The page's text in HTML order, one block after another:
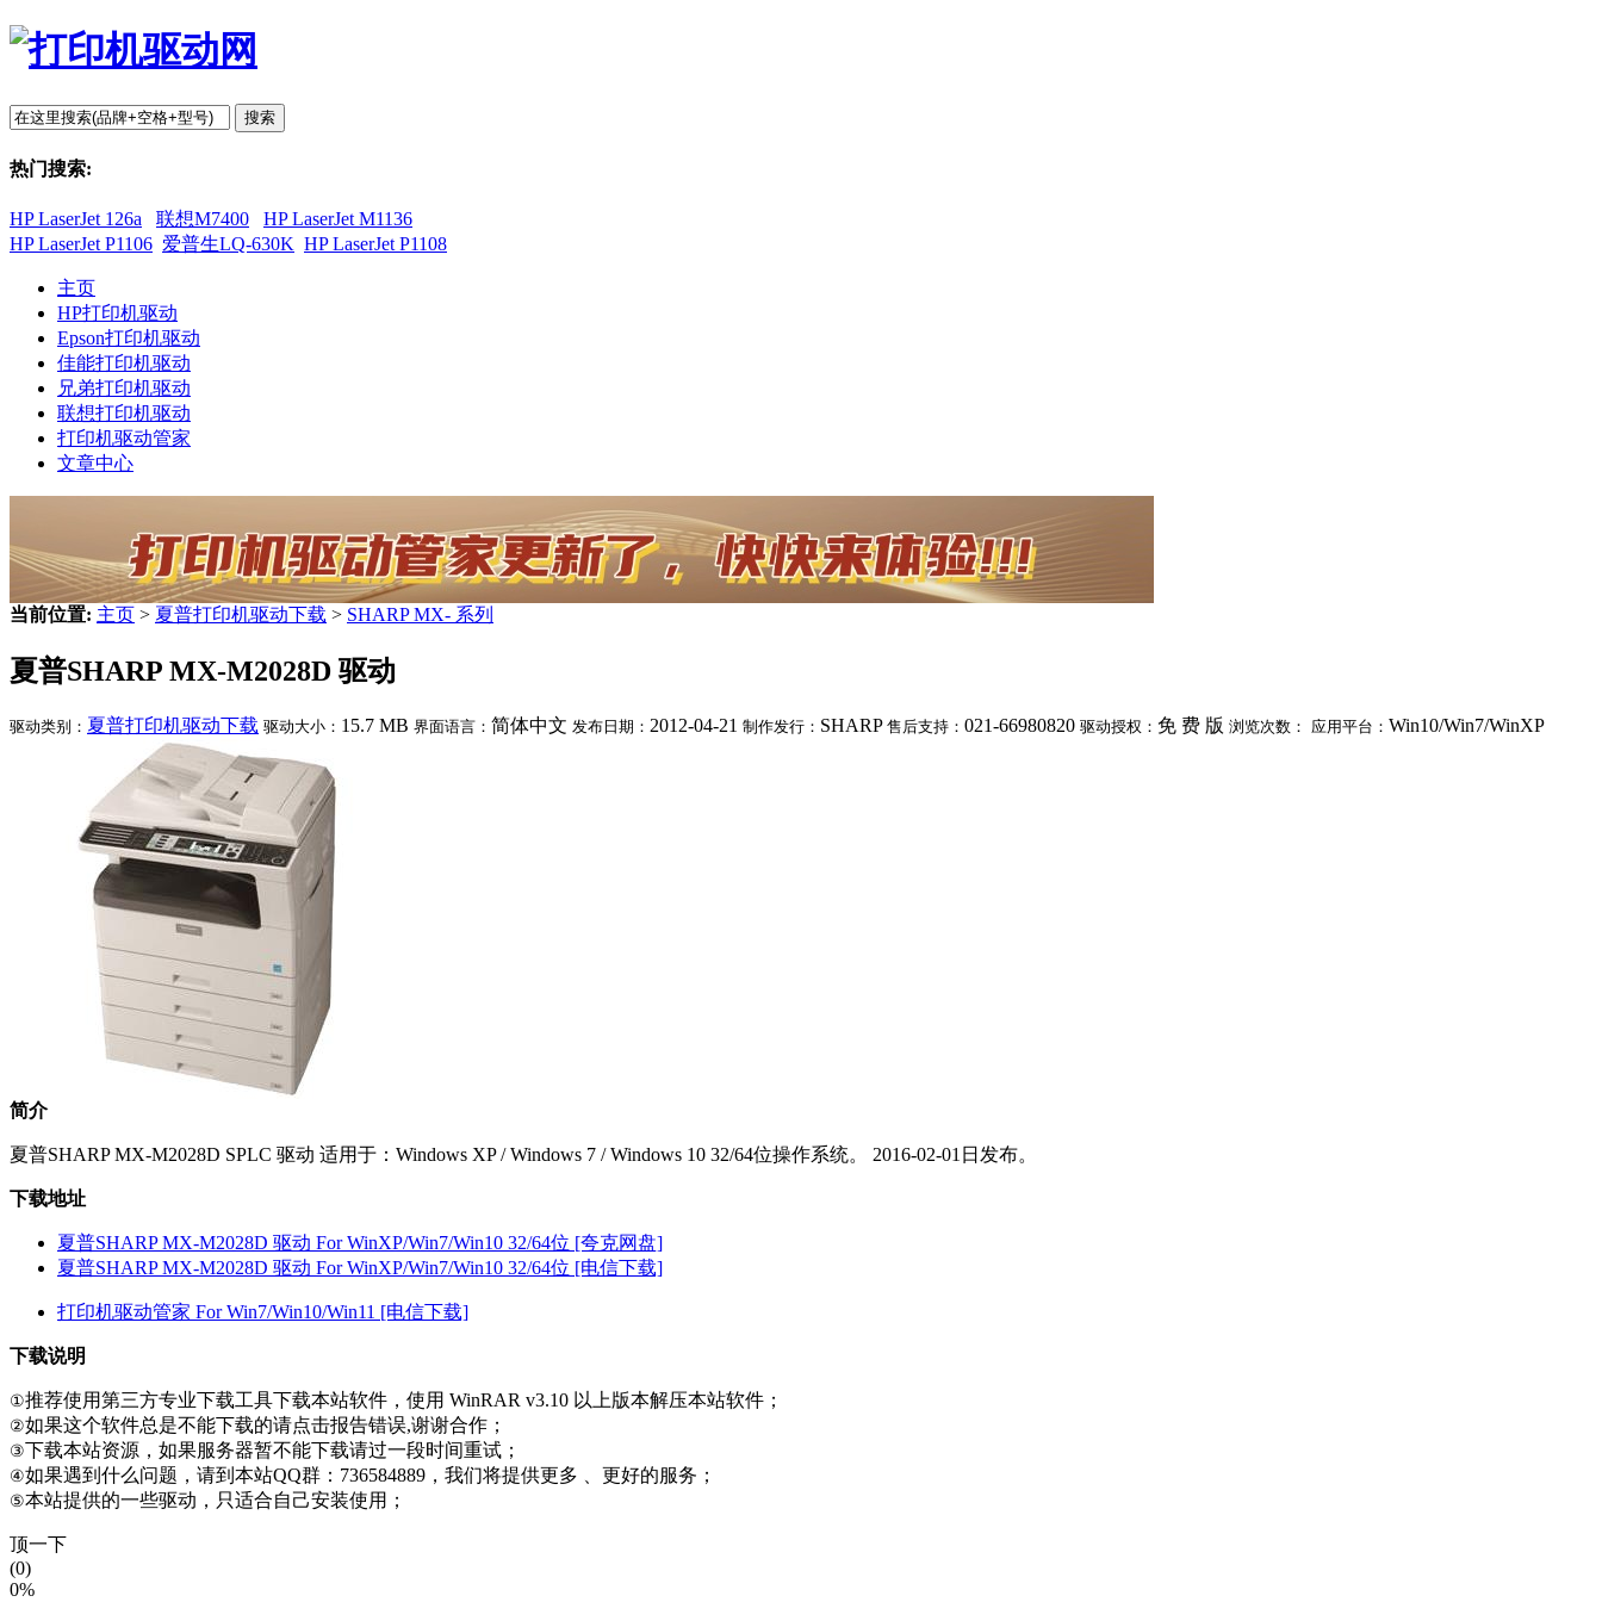
搜索
热门搜索:
HP LaserJet 126a 联想M7400
HP LaserJet M1136
HP LaserJet P1106 爱普生LQ-630K HP LaserJet P1108
主页
HP打印机驱动
Epson打印机驱动
佳能打印机驱动
兄弟打印机驱动
联想打印机驱动
打印机驱动管家
文章中心
当前位置: 主页 > 夏普打印机驱动下载 > SHARP MX- 系列
夏普SHARP MX-M2028D 驱动
驱动类别： 夏普打印机驱动下载 驱动大小： 15.7 MB 界面语言： 简体中文 发布日期： 2012-04-21 制作发行： SHARP 售后支持： 021-66980820 驱动授权： 免 费 版 浏览次数： 应用平台： Win10/Win7/WinXP
简介
夏普SHARP MX-M2028D SPLC 驱动 适用于：Windows XP / Windows 7 / Windows 10 32/64位操作系统。 2016-02-01日发布。
下载地址
夏普SHARP MX-M2028D 驱动 For WinXP/Win7/Win10 32/64位 [夸克网盘]
夏普SHARP MX-M2028D 驱动 For WinXP/Win7/Win10 32/64位 [电信下载]
打印机驱动管家 For Win7/Win10/Win11 [电信下载]
下载说明
①推荐使用第三方专业下载工具下载本站软件，使用 WinRAR v3.10 以上版本解压本站软件；
②如果这个软件总是不能下载的请点击报告错误,谢谢合作；
③下载本站资源，如果服务器暂不能下载请过一段时间重试；
④如果遇到什么问题，请到本站QQ群：736584889，我们将提供更多 、更好的服务；
⑤本站提供的一些驱动，只适合自己安装使用；
顶一下
(0)
0%